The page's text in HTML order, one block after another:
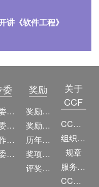
讲《软件工程》
委
专委简介
专委条例
工作问答
专委名单
奖励
奖励动态
奖励目录
历年获奖名单
奖项推荐
评奖条例
关于
CCF
CCF简介
组织机构
规章
服务项目
CCF大事记